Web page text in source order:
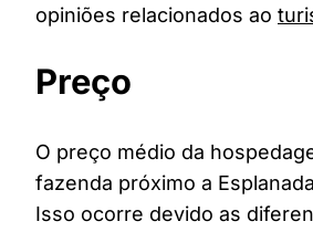
opiniões relacionados ao
Preço
O preço médio da
fazenda próximo a
Isso ocorre devido as